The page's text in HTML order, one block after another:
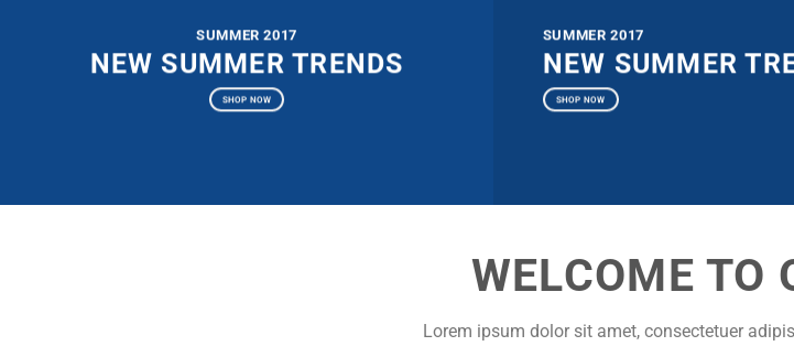
SUMMER 2017
NEW SUMMER TRENDS
SHOP NOW
SUMMER 2017
NEW SUMMER
SHOP NOW
WELCOME TO
Lorem ipsum dolor sit amet, consectetuer